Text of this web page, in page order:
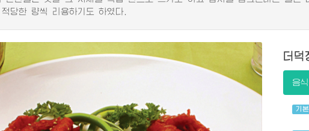
당한 량씩 리용하기도 하였다.
더
음
기